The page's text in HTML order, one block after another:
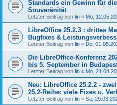
Standards ein Gewinn für
Souveränität
Letzter Beitrag von lin « Mo,
LibreOffice 25.2.3 : drittes
Bugfixes &
Letzter Beitrag von lin « Do,
Die LibreOffice-Konferenz
bis 5. September in
Letzter Beitrag von lin « Mo,
Neu: LibreOffice 25.2.2 -
25.2-Reihe: viele Fixes u.
Letzter Beitrag von lin « Sa,